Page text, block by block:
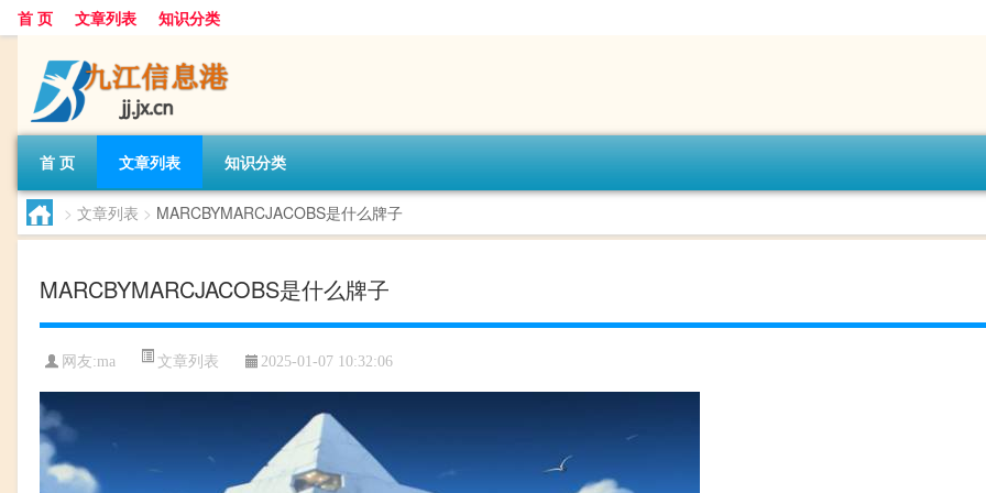
首 页 文章列表 知识分类
首 页 文章列表 知识分类
> 文章列表 > MARCBYMARCJACOBS是什么牌子
MARCBYMARCJACOBS是什么牌子
网友:ma 文章列表 2025-01-07 10:32:06